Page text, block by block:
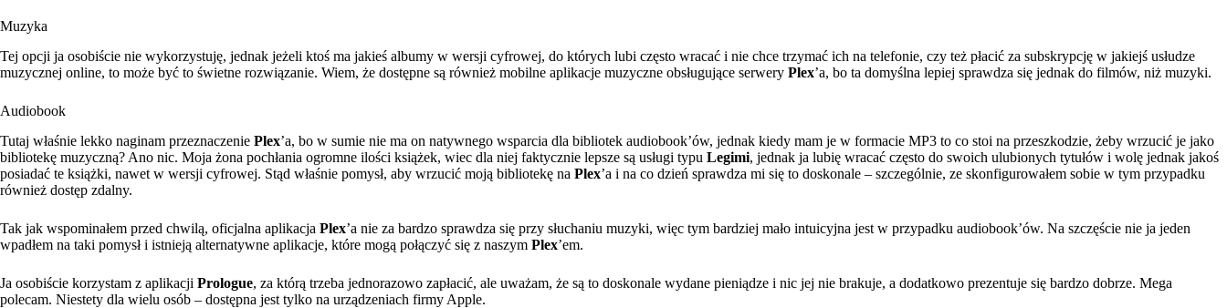
Muzyka
Tej opcji ja osobiście nie wykorzystuję, jednak jeżeli ktoś ma jakieś albumy w wersji cyfrowej, do których lubi często wracać i nie chce trzymać ich na telefonie, czy też płacić za subskrypcję w jakiejś usłudze
muzycznej online, to może być to świetne rozwiązanie. Wiem, że dostępne są również mobilne aplikacje muzyczne obsługujące serwery Plex’a, bo ta domyślna lepiej sprawdza się jednak do filmów, niż muzyki.
Audiobook
Tutaj właśnie lekko naginam przeznaczenie Plex’a, bo w sumie nie ma on natywnego wsparcia dla bibliotek audiobook’ów, jednak kiedy mam je w formacie MP3 to co stoi na przeszkodzie, żeby wrzucić je jako
bibliotekę muzyczną? Ano nic. Moja żona pochłania ogromne ilości książek, wiec dla niej faktycznie lepsze są usługi typu Legimi, jednak ja lubię wracać często do swoich ulubionych tytułów i wolę jednak jakoś
posiadać te książki, nawet w wersji cyfrowej. Stąd właśnie pomysł, aby wrzucić moją bibliotekę na Plex’a i na co dzień sprawdza mi się to doskonale – szczególnie, ze skonfigurowałem sobie w tym przypadku
również dostęp zdalny.
Tak jak wspominałem przed chwilą, oficjalna aplikacja Plex’a nie za bardzo sprawdza się przy słuchaniu muzyki, więc tym bardziej mało intuicyjna jest w przypadku audiobook’ów. Na szczęście nie ja jeden
wpadłem na taki pomysł i istnieją alternatywne aplikacje, które mogą połączyć się z naszym Plex’em.
Ja osobiście korzystam z aplikacji Prologue, za którą trzeba jednorazowo zapłacić, ale uważam, że są to doskonale wydane pieniądze i nic jej nie brakuje, a dodatkowo prezentuje się bardzo dobrze. Mega
polecam. Niestety dla wielu osób – dostępna jest tylko na urządzeniach firmy Apple.